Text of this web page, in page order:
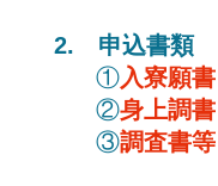
2. 申込書類
①入寮願書
②身上調書
③調査書等